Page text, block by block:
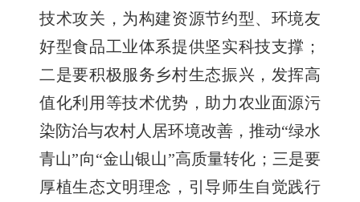
技术攻关，为构建资源节约型、环境友
好型食品工业体系提供坚实科技支撑；
二是要积极服务乡村生态振兴，发挥高
值化利用等技术优势，助力农业面源污
染防治与农村人居环境改善，推动“绿水
青山”向“金山银山”高质量转化；三是要
厚植生态文明理念，引导师生自觉践行